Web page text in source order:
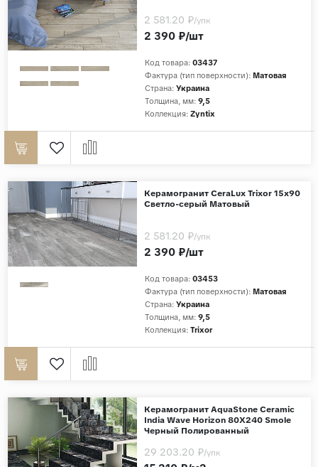
Код товара: 03437
Фактура (тип поверхности): Матовая
Страна: Украина
Толщина, мм: 9,5
Коллекция: Zyntix
2 390 ₽/шт
2 581.20 ₽/упк
Керамогранит CeraLux Trixor 15x90
Светло-серый Матовый
Код товара: 03453
Фактура (тип поверхности): Матовая
Страна: Украина
Толщина, мм: 9,5
Коллекция: Trixor
2 390 ₽/шт
2 581.20 ₽/упк
Керамогранит AquaStone Ceramic
India Wave Horizon 80X240 Smole
Черный Полированный
29 203.20 ₽/упк